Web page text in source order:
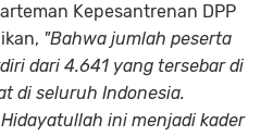
Kepesantrenan DPP
"Bahwa jumlah peserta
dari 4.641 yang tersebar di
di seluruh Indonesia.
ini menjadi kader